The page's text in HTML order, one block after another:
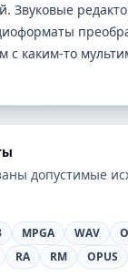
Звуковые
с каким-то
допустимые
MPGA WAV
RA RM OPUS